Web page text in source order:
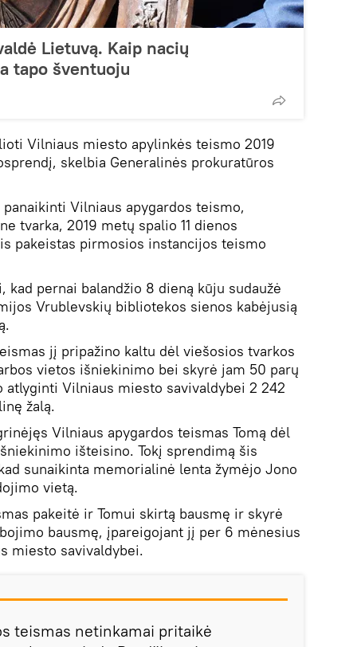
Lietuvą. Kaip nacių
tapo šventuoju
Vilniaus miesto apylinkės teismo 2019
skelbia Generalinės prokuratūros
Vilniaus apygardos teismo,
tvarka, 2019 metų spalio 11 dienos
pakeistas pirmosios instancijos teismo
kad pernai balandžio 8 dieną kūju sudaužė
Vrublevskių bibliotekos sienos kabėjusią
jį pripažino kaltu dėl viešosios tvarkos
vietos išniekinimo bei skyrė jam 50 parų
Vilniaus miesto savivaldybei 2 242
žalą.
Vilniaus apygardos teismas Tomą dėl
išteisino. Tokį sprendimą šis
sunaikinta memorialinė lenta žymėjo Jono
vietą.
pakeitė ir Tomui skirtą bausmę ir skyrė
bausmę, įpareigojant jį per 6 mėnesius
miesto savivaldybei.
teismas netinkamai pritaikė